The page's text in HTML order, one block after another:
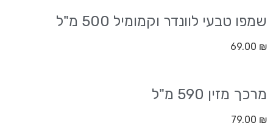
שמפו טבעי לוונדר וקמומיל 500 מ"ל
69.00 ₪
מרכך מזין 590 מ"ל
79.00 ₪